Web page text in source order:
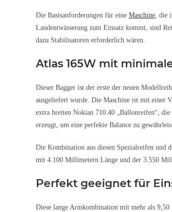
Die Basisanforderungen für eine Maschine, die
Landentwässerung zum Einsatz kommt, sind
dazu Stabilisatoren erforderlich wären.
Atlas 165W mit
Dieser Bagger ist der erste der neuen
ausgeliefert wurde. Die Maschine ist mit einer
extra breiten Nokian 710.40 „Ballonreifen“,
erzeugt, um eine perfekte Balance zu
Die Kombination aus diesen Spezialreifen und
mit 4.100 Millimetern Länge und der 3.550
Perfekt geeignet für
Diese lange Armkombination mit mehr als